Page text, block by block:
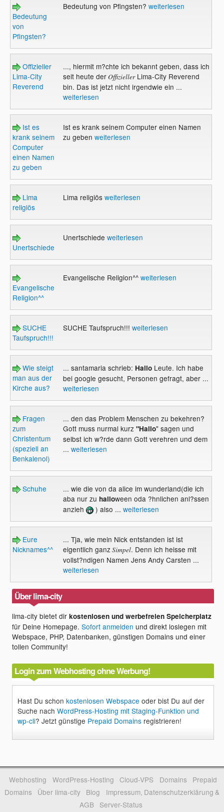
Bedeutung
von
Pfingsten?
Bedeutung von Pfingsten? weiterlesen
Offizieller
Lima-City
Reverend
..., hiermit m?chte ich bekannt geben, dass ich
seit heute derOffiziellerLima-City Reverend
bin. Das ist jetzt nicht irgendwie ein ...
weiterlesen
Ist es
krank seinem
Computer
einen Namen
zu geben
Ist es krank seinem Computer einen Namen
zu geben weiterlesen
Lima
religiös
Lima religiös weiterlesen
Unertschiede
Unertschiede weiterlesen
Evangelische
Religion^^
Evangelische Religion^^ weiterlesen
SUCHE
Taufspruch!!!
SUCHE Taufspruch!!! weiterlesen
Wie steigt
man aus der
Kirche aus?
... santamaria schrieb: HalloLeute. Ich habe
bei google gesucht, Personen gefragt, aber ...
weiterlesen
Fragen
zum
Christentum
(speziell an
Benkalenol)
... den das Problem Menschen zu bekehren?
Gott muss nurmal kurz "Hallo" sagen und
selbst ich w?rde dann Gott verehren und dem
... weiterlesen
Schuhe
... wie die von da alice im wunderland(die ich
aba nur zu halloween oda ?hnlichen anl?ssen
anzieh
) also ... weiterlesen
Eure
Nicknames^^
... Tja, wie mein Nick entstanden ist ist
eigentlich ganzSimpel. Denn ich heisse mit
vollst?ndigen Namen Jens Andy Carsten ...
weiterlesen
Über lima-city
lima-city bietet dirkostenlosen und werbefreien Speicherplatz
für Deine Homepage.Sofort anmelden und direkt loslegen mit
Webspace, PHP, Datenbanken, günstigen Domains und einer
tollen Community!
Login zum Webhosting ohne Werbung!
Hast Du schonkostenlosen Webspace oder bist Du auf der
Suche nachWordPress-Hosting mit Staging-Funktion und
wp-cli? Jetzt günstige Prepaid Domains registrieren!
Webhosting WordPress-Hosting Cloud-VPS Domains
Prepaid
Domains
Über lima-city Blog
Impressum, Datenschutzerklärung &
AGB
Server-Status